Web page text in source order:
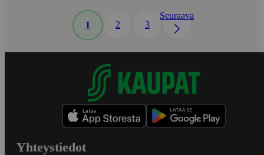
1 2 3
Seuraava
Yhteystiedot